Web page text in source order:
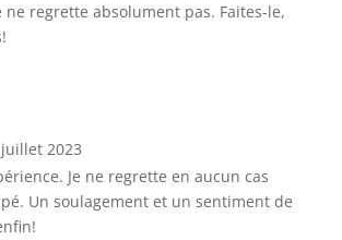
regrette absolument pas. Faites-le,
2023
Je ne regrette en aucun cas
Un soulagement et un sentiment de